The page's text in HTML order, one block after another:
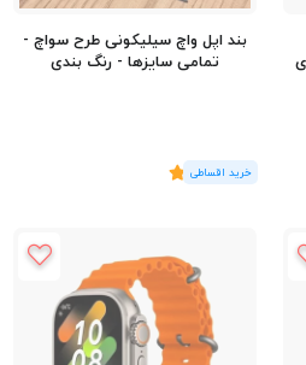
بند اپل واچ سیلیکونی طرح سواچ -
تمامی سایزها - رنگ بندی
(2 رای)
5